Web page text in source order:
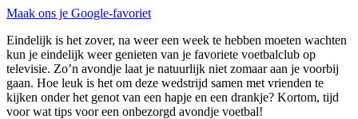
Maak ons je Google-favoriet
Eindelijk is het zover, na weer een week te hebben moeten wachten
kun je eindelijk weer genieten van je favoriete voetbalclub op
televisie. Zo’n avondje laat je natuurlijk niet zomaar aan je voorbij
gaan. Hoe leuk is het om deze wedstrijd samen met vrienden te
kijken onder het genot van een hapje en een drankje? Kortom, tijd
voor wat tips voor een onbezorgd avondje voetbal!